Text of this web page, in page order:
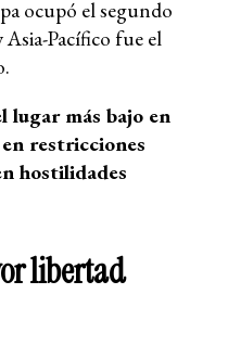
ocupó el segundo
Pacífico fue el
lugar más bajo en
restricciones
hostilidades
libertad